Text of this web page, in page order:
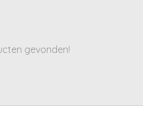
gevonden!